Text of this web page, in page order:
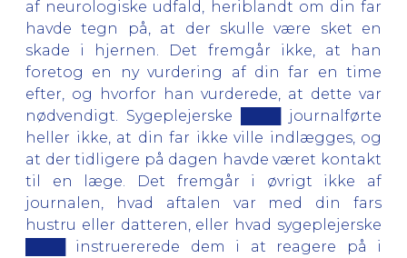
af neurologiske udfald, heriblandt om din far
havde tegn på, at der skulle være sket en
skade i hjernen. Det fremgår ikke, at han
foretog en ny vurdering af din far en time
efter, og hvorfor han vurderede, at dette var
nødvendigt. Sygeplejerske ████ journalførte
heller ikke, at din far ikke ville indlægges, og
at der tidligere på dagen havde været kontakt
til en læge. Det fremgår i øvrigt ikke af
journalen, hvad aftalen var med din fars
hustru eller datteren, eller hvad sygeplejerske
████ instruererede dem i at reagere på i